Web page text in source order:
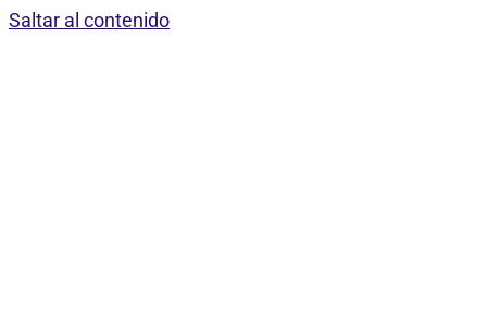
Saltar al contenido